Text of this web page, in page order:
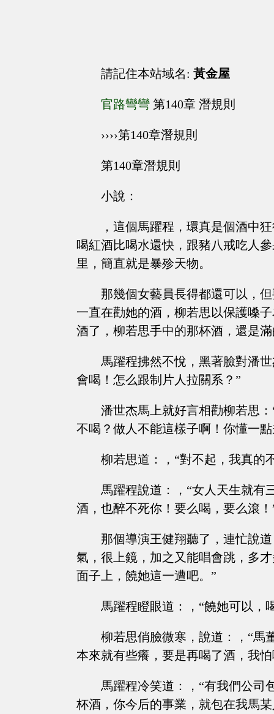
請記住本站域名: 黃金屋
官路彎彎 第140章 潛規則
››››第140章潛規則
第140章潛規則
小說：
，這個馬躍程，環真是個酒中
喝紅酒比喝水還快，跟豬八戒吃人
里，簡直就是暴殄天物。
那幾個女藝員長得都還可以，
一直在勸她的酒，柳若思以保護嗓
酒了，柳若思手中的那杯酒，還是
馬躍程拂然不悅，黑著臉對潘
會喝！怎么跟制片人拉關系？”
潘世杰馬上就好言相勸柳若思
不喝？做人不能這樣子啊！你懂一
柳若思道：，“對不起，我真的
馬躍程說道：，“女人天生就有
酒，也醉不死你！要么喝，要么滾！
那個導演王健翔聽了，連忙說
氣，很上鏡，加之又能唱會跳，多
面子上，饒她這一遭吧。”
馬躍程瞪眼道：，“饒她可以，
柳若思俏臉微寒，說道：，“馬
本來就有些癢，要是再喝了酒，我
馬躍程冷笑道：，“有我們公司
杯酒，你今后的事業，就包在我馬